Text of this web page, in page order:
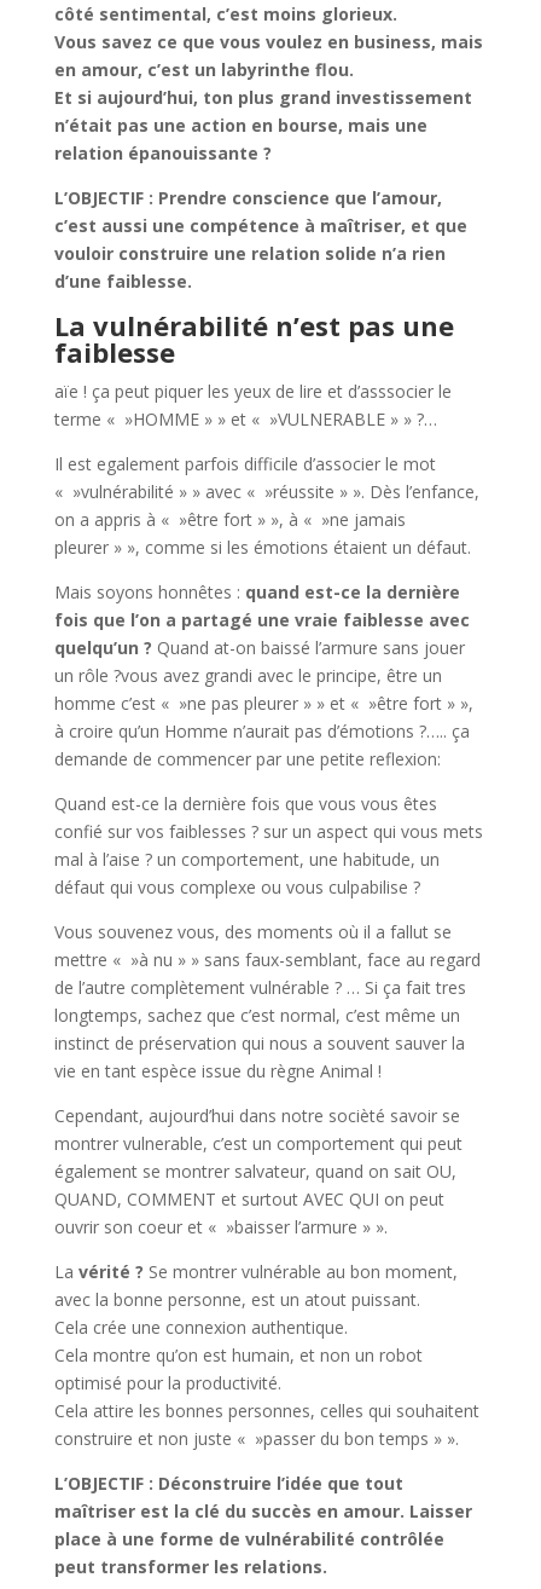
côté sentimental, c’est moins glorieux.
Vous savez ce que vous voulez en business, mais
en amour, c’est un labyrinthe flou.
Et si aujourd’hui, ton plus grand investissement
n’était pas une action en bourse, mais une
relation épanouissante ?
L’OBJECTIF : Prendre conscience que l’amour,
c’est aussi une compétence à maîtriser, et que
vouloir construire une relation solide n’a rien
d’une faiblesse.
La vulnérabilité n’est pas une
faiblesse
aïe ! ça peut piquer les yeux de lire et d’asssocier le
terme « »HOMME » » et « »VULNERABLE » » ?…
Il est egalement parfois difficile d’associer le mot
« »vulnérabilité » » avec « »réussite » ». Dès l’enfance,
on a appris à « »être fort » », à « »ne jamais
pleurer » », comme si les émotions étaient un défaut.
Mais soyons honnêtes : quand est-ce la dernière
fois que l’on a partagé une vraie faiblesse avec
quelqu’un ? Quand at-on baissé l’armure sans jouer
un rôle ?vous avez grandi avec le principe, être un
homme c’est « »ne pas pleurer » » et « »être fort » »,
à croire qu’un Homme n’aurait pas d’émotions ?….. ça
demande de commencer par une petite reflexion:
Quand est-ce la dernière fois que vous vous êtes
confié sur vos faiblesses ? sur un aspect qui vous mets
mal à l’aise ? un comportement, une habitude, un
défaut qui vous complexe ou vous culpabilise ?
Vous souvenez vous, des moments où il a fallut se
mettre « »à nu » » sans faux-semblant, face au regard
de l’autre complètement vulnérable ? … Si ça fait tres
longtemps, sachez que c’est normal, c’est même un
instinct de préservation qui nous a souvent sauver la
vie en tant espèce issue du règne Animal !
Cependant, aujourd’hui dans notre socièté savoir se
montrer vulnerable, c’est un comportement qui peut
également se montrer salvateur, quand on sait OU,
QUAND, COMMENT et surtout AVEC QUI on peut
ouvrir son coeur et « »baisser l’armure » ».
La vérité ? Se montrer vulnérable au bon moment,
avec la bonne personne, est un atout puissant.
Cela crée une connexion authentique.
Cela montre qu’on est humain, et non un robot
optimisé pour la productivité.
Cela attire les bonnes personnes, celles qui souhaitent
construire et non juste « »passer du bon temps » ».
L’OBJECTIF : Déconstruire l’idée que tout
maîtriser est la clé du succès en amour. Laisser
place à une forme de vulnérabilité contrôlée
peut transformer les relations.